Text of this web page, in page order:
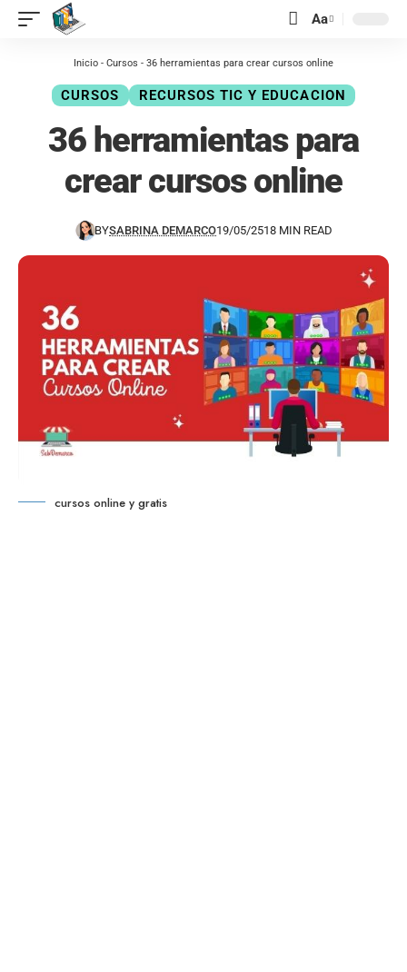
contenido Aa
Inicio - Cursos - 36 herramientas para crear cursos online
CURSOS RECURSOS TIC Y EDUCACION
36 herramientas para
crear cursos online
BYSABRINA DEMARCO19/05/2518 MIN READ
cursos online y gratis